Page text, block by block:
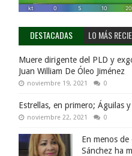
DESTACADAS LO MÁS
Muere dirigente del PLD y
Juan William De Óleo Jiménez
noviembre 19, 2021 0
Estrellas, en primero; Águilas
noviembre 22, 2021 0
En menos
Sánchez ha